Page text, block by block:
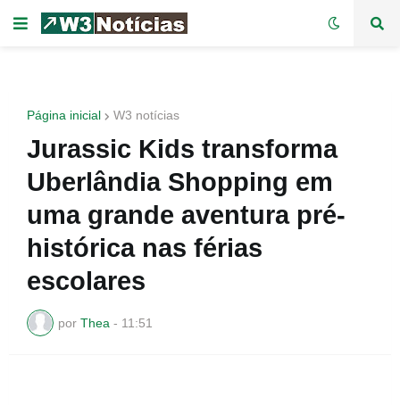
Página inicial W3 notícias
Jurassic Kids transforma
Uberlândia Shopping em
uma grande aventura pré-
histórica nas férias
escolares
por Thea - 11:51